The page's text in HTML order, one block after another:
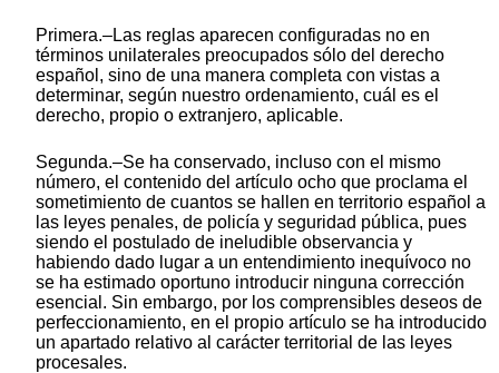
Primera.–Las reglas aparecen configuradas no en
términos unilaterales preocupados sólo del derecho
español, sino de una manera completa con vistas a
determinar, según nuestro ordenamiento, cuál es el
derecho, propio o extranjero, aplicable.
Segunda.–Se ha conservado, incluso con el mismo
número, el contenido del artículo ocho que proclama el
sometimiento de cuantos se hallen en territorio español a
las leyes penales, de policía y seguridad pública, pues
siendo el postulado de ineludible observancia y
habiendo dado lugar a un entendimiento inequívoco no
se ha estimado oportuno introducir ninguna corrección
esencial. Sin embargo, por los comprensibles deseos de
perfeccionamiento, en el propio artículo se ha introducido
un apartado relativo al carácter territorial de las leyes
procesales.